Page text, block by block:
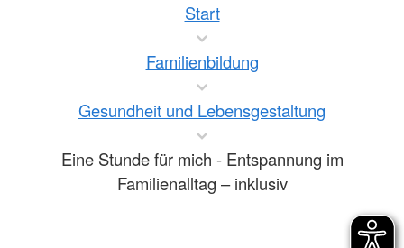
Start
Familienbildung
Gesundheit und Lebensgestaltung
Eine Stunde für mich - Entspannung im
Familienalltag – inklusiv